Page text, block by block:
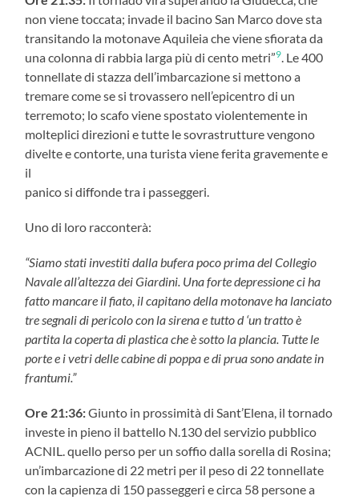
non viene toccata; invade il bacino San Marco dove sta
transitando la motonave Aquileia che viene sfiorata da
una colonna di rabbia larga più di cento metri”9. Le 400
tonnellate di stazza dell’imbarcazione si mettono a
tremare come se si trovassero nell’epicentro di un
terremoto; lo scafo viene spostato violentemente in
molteplici direzioni e tutte le sovrastrutture vengono
divelte e contorte, una turista viene ferita gravemente e
il
panico si diffonde tra i passeggeri.
Uno di loro racconterà:
“Siamo stati investiti dalla bufera poco prima del Collegio
Navale all’altezza dei Giardini. Una forte depressione ci ha
fatto mancare il fiato, il capitano della motonave ha lanciato
tre segnali di pericolo con la sirena e tutto d ‘un tratto è
partita la coperta di plastica che è sotto la plancia. Tutte le
porte e i vetri delle cabine di poppa e di prua sono andate in
frantumi.”
Ore 21:36:Giunto in prossimità di Sant’Elena, il tornado
investe in pieno il battello N.130 del servizio pubblico
ACNIL. quello perso per un soffio dalla sorella di Rosina;
un’imbarcazione di 22 metri per il peso di 22 tonnellate
con la capienza di 150 passeggeri e circa 58 persone a